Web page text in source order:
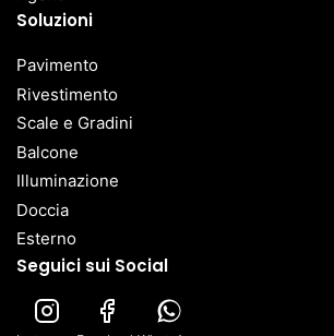
Soluzioni
Pavimento
Rivestimento
Scale e Gradini
Balcone
Illuminazione
Doccia
Esterno
Seguici sui Social